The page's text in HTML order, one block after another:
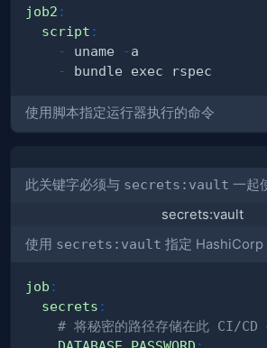
job2 :
script :
-
uname -
-
使用脚本指定运行器执行的命令
此关键字必须与 secrets:vault 一起
secrets:vault
使用 secrets:vault 指定 HashiCorp
job :
secrets :
# 将秘密的路径存储在此 CI/CD